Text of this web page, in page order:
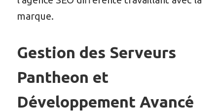
marque.
Gestion des Serveurs
Pantheon et
Développement Avancé